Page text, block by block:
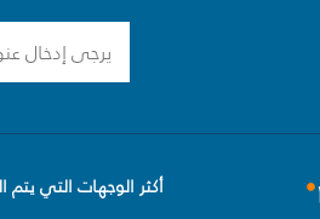
أكثر الوجهات التي يتم